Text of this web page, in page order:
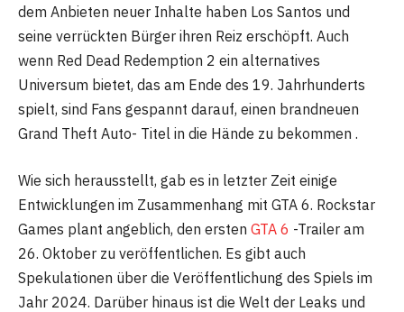
dem Anbieten neuer Inhalte haben Los Santos und
seine verrückten Bürger ihren Reiz erschöpft. Auch
wenn Red Dead Redemption 2 ein alternatives
Universum bietet, das am Ende des 19. Jahrhunderts
spielt, sind Fans gespannt darauf, einen brandneuen
Grand Theft Auto- Titel in die Hände zu bekommen .
Wie sich herausstellt, gab es in letzter Zeit einige
Entwicklungen im Zusammenhang mit GTA 6. Rockstar
Games plant angeblich, den ersten GTA 6 -Trailer am
26. Oktober zu veröffentlichen. Es gibt auch
Spekulationen über die Veröffentlichung des Spiels im
Jahr 2024. Darüber hinaus ist die Welt der Leaks und